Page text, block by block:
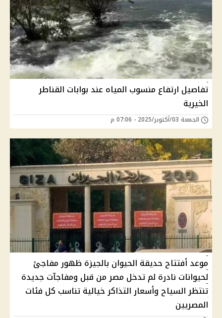
تفاصيل ارتفاع منسوب المياه عند بوابات القناطر
الخيرية
الجمعة 03/أكتوبر/2025 - 07:06 م
موعد أفتتاح حديقة الحيوان بالجيزة ظهور مفاجئ
لحيوانات نادرة لم تدخل مصر من قبل ومفاجآت جديدة
تنتظر السياح وأسعار التذاكر خيالية تناسب كل فئات
المصريين